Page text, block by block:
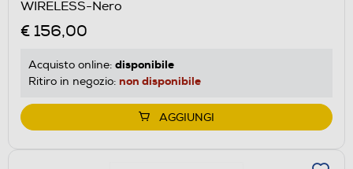
WIRELESS-Nero
€ 156,00
Acquisto online: disponibile
Ritiro in negozio: non disponibile
AGGIUNGI